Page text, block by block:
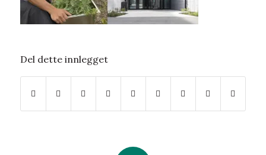
Del dette innlegget